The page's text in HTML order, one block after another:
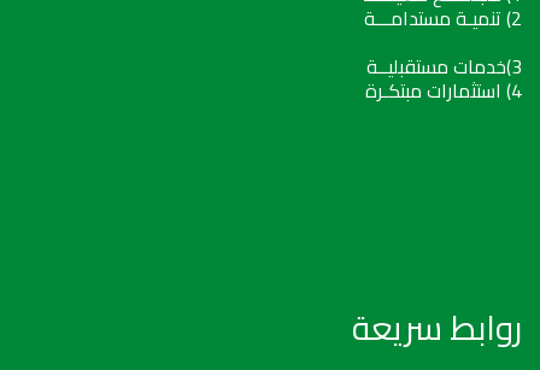
2) تنميـة مستدامـــة
3)خدمات مستقبليــة
4) استثمارات مبتكـرة
روابط سريعة